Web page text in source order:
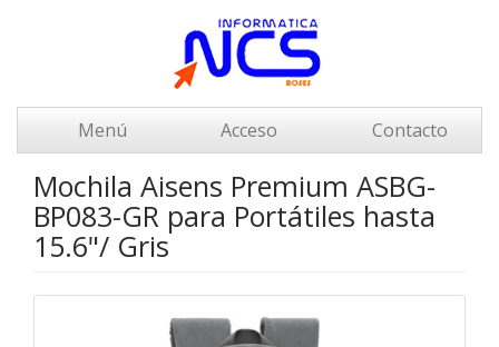
Menú Acceso Contacto
Mochila Aisens Premium ASBG-
BP083-GR para Portátiles hasta
15.6"/ Gris